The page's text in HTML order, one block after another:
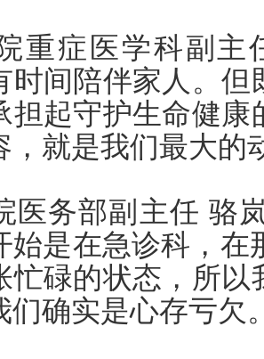
重症医学科副主
时间陪伴家人。
担起守护生命健
，就是我们最大的
医务部副主任 骆
始是在急诊科，
忙碌的状态，所
们确实是心存亏欠